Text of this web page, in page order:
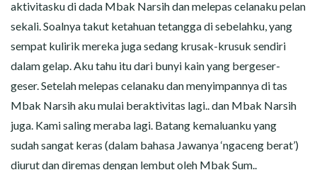
aktivitasku di dada Mbak Narsih dan melepas celanaku pelan
sekali. Soalnya takut ketahuan tetangga di sebelahku, yang
sempat kulirik mereka juga sedang krusak-krusuk sendiri
dalam gelap. Aku tahu itu dari bunyi kain yang bergeser-
geser. Setelah melepas celanaku dan menyimpannya di tas
Mbak Narsih aku mulai beraktivitas lagi.. dan Mbak Narsih
juga. Kami saling meraba lagi. Batang kemaluanku yang
sudah sangat keras (dalam bahasa Jawanya ‘ngaceng berat’)
diurut dan diremas dengan lembut oleh Mbak Sum..